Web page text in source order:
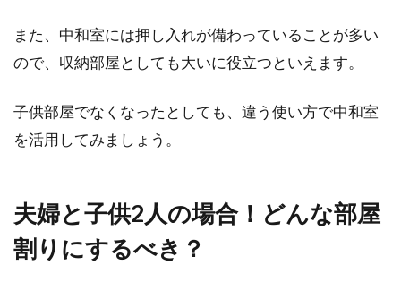
また、中和室には押し入れが備わっていることが多い
ので、収納部屋としても大いに役立つといえます。
子供部屋でなくなったとしても、違う使い方で中和室
を活用してみましょう。
夫婦と子供2人の場合！どんな部屋
割りにするべき？